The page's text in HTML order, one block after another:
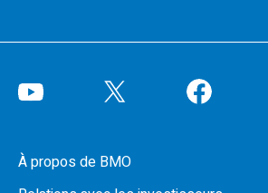
À propos de BMO